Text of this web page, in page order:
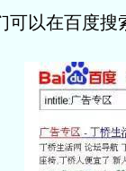
可以在百度搜